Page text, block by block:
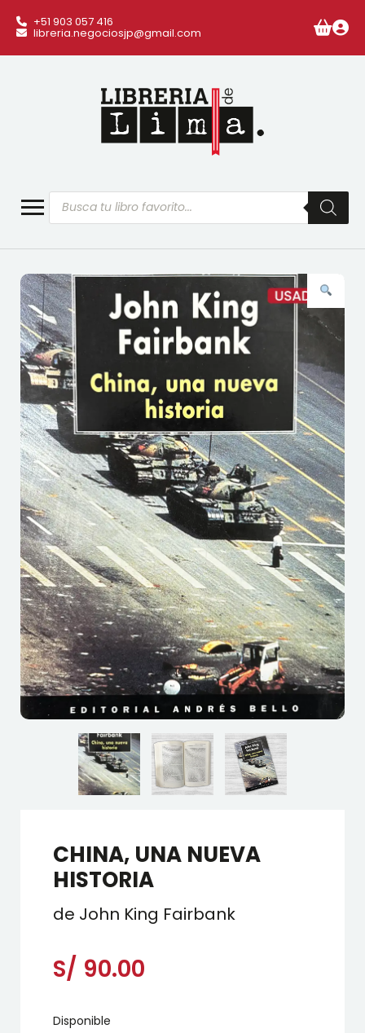
+51 903 057 416
libreria.negociosjp@gmail.com
Búsqueda
de
productos
CHINA, UNA NUEVA
HISTORIA
de John King Fairbank
S/ 90.00
Disponible